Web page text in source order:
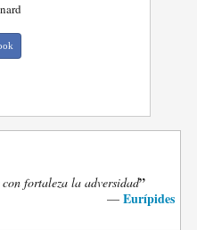
fortaleza la adversidad”
— Eurípides